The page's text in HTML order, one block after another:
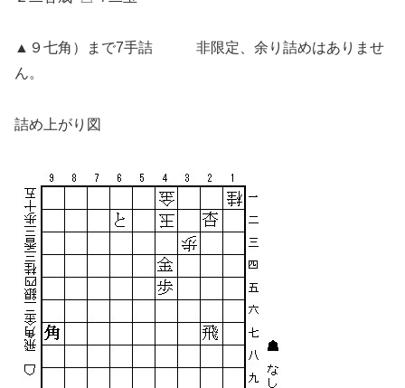
▲９七角）まで7手詰 非限定、余り詰めはありませ
ん。
詰め上がり図